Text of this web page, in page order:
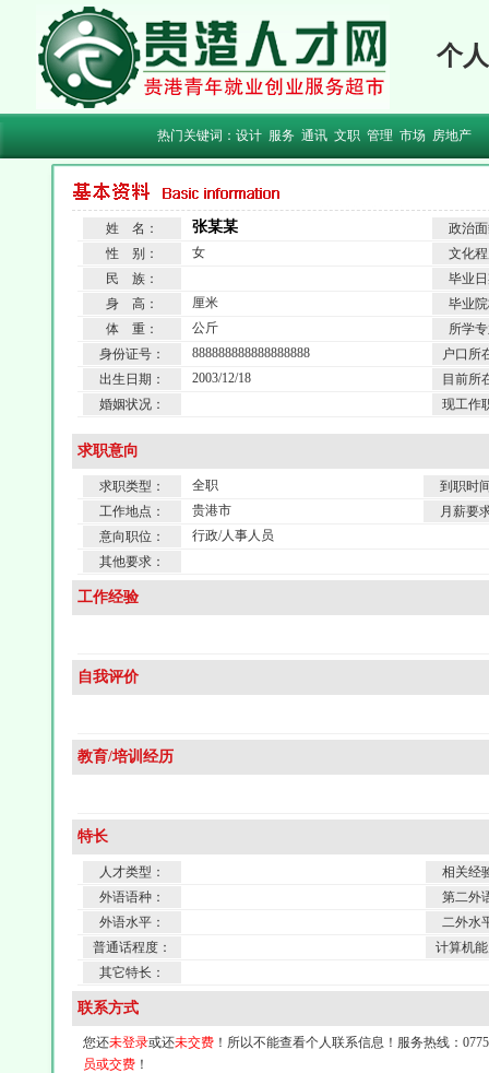
个
热门关键词： 设计 服务 通讯 文职 管理 市场 房地产
姓 名： 张某某
政治
性 别：
女
文化
民 族：
毕业
身 高：
厘米
毕业
体 重：
公斤
所学
身份证号：
888888888888888888
户口所
出生日期：
2003/12/18
目前所
婚姻状况：
现工作
求职意向
求职类型： 全职
到职时
工作地点：
贵港市
月薪要
意向职位：
行政/人事人员
其他要求：
工作经验
自我评价
教育/培训经历
特长
人才类型：
相关经
外语语种：
第二外
外语水平：
二外水
普通话程度：
计算机
其它特长：
联系方式
您还未登录或还未交费 ！所以不能查看个人联系信息！服务热线：
员或交费 ！